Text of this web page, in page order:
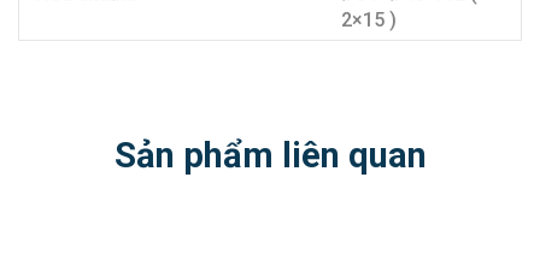
2×15 )
Sản phẩm liên quan